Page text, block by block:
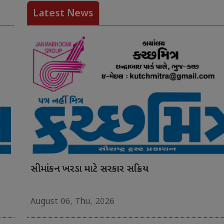
Latest News
સીમાંકન ખરડા માટે સરકાર સક્રિય
August 06, Thu, 2026